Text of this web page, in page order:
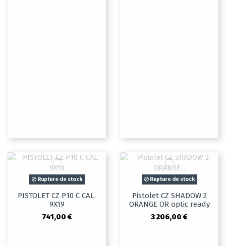
Rupture de stock
PISTOLET CZ P10 C CAL.
9X19
741,00 €
Rupture de stock
Pistolet CZ SHADOW 2
ORANGE OR optic ready
3 206,00 €